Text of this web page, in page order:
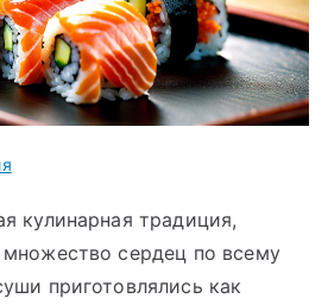
кулинарная традиция,
множество сердец по всему
приготовлялись как